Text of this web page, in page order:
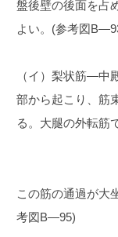
盤後壁の後面を占
よい。(参考図
（イ）梨状筋―中
部から起こり、筋
る。大腿の外転筋
この筋の通過が大
考図B―95)